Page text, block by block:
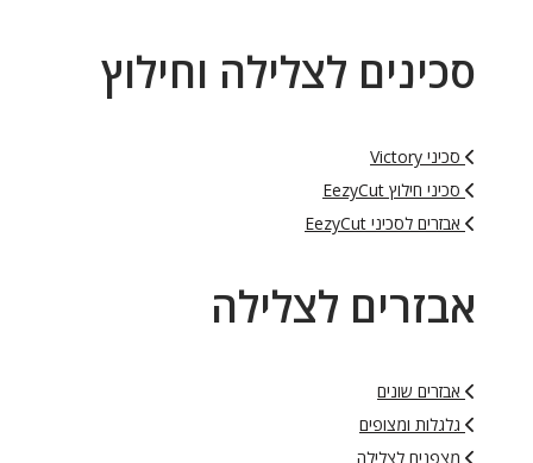
סכינים לצלילה וחילוץ
סכיני Victory
סכיני חילוץ EezyCut
אבזרים לסכיני EezyCut
אבזרים לצלילה
אבזרים שונים
גלגלות ומצופים
מצפנים לצלילה